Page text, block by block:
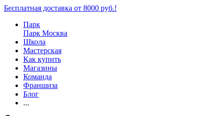
Бесплатная доставка от 8000 руб.!
Парк
Парк Москва
Школа
Мастерская
Как купить
Магазины
Команда
Франшиза
Блог
...